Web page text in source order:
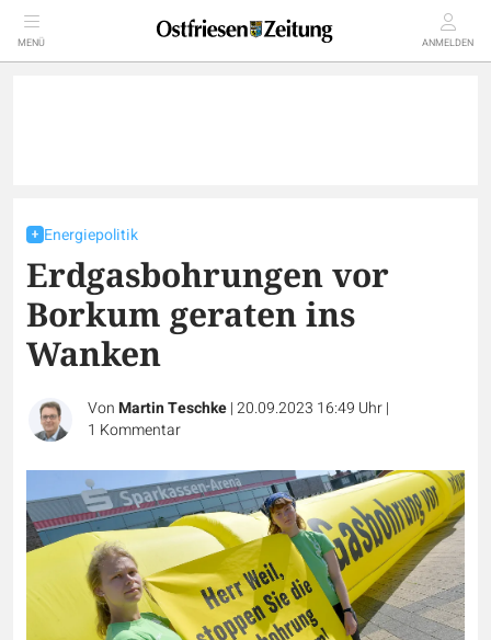
MENÜ ANMELDEN
Energiepolitik
Erdgasbohrungen vor
Borkum geraten ins
Wanken
VonMartin Teschke|20.09.2023 16:49 Uhr|
1 Kommentar